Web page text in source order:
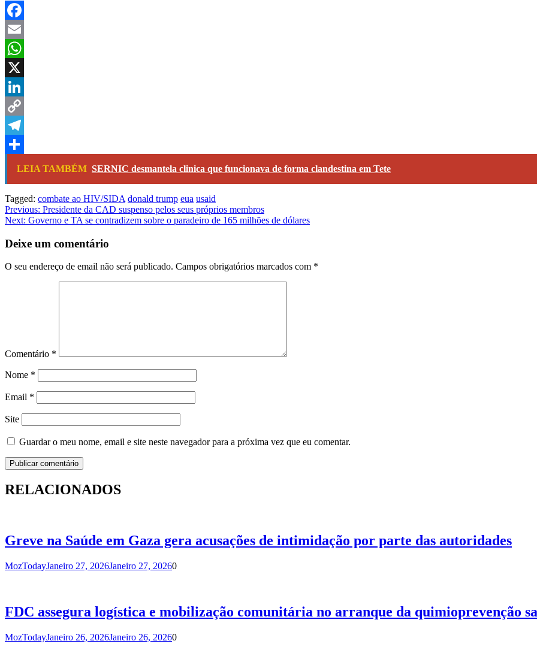
Facebook
Email
WhatsApp
X
LinkedIn
Copy
Link
Telegram
Share
LEIA TAMBÉM SERNIC desmantela clinica que funcionava de forma clandestina em Tete
Tagged: combate ao HIV/SIDA donald trump eua usaid
Navegação
de
artigos
Previous: Presidente da CAD suspenso pelos seus próprios membros
Next: Governo e TA se contradizem sobre o paradeiro de 165 milhões de dólares
Deixe um comentário
O seu endereço de email não será publicado. Campos obrigatórios marcados com *
Comentário *
Nome *
Email *
Site
Guardar o meu nome, email e site neste navegador para a próxima vez que eu comentar.
RELACIONADOS
Greve na Saúde em Gaza gera acusações de intimidação por parte das autoridades
MozTodayJaneiro 27, 2026Janeiro 27, 20260
FDC assegura logística e mobilização comunitária no arranque da quimioprevenção
MozTodayJaneiro 26, 2026Janeiro 26, 20260